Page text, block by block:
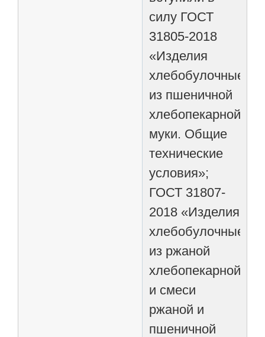
силу ГОСТ
31805-2018
«Изделия
хлебобулочные
из пшеничной
хлебопекарной
муки. Общие
технические
условия»;
ГОСТ 31807-
2018 «Изделия
хлебобулочные
из ржаной
хлебопекарной
и смеси
ржаной и
пшеничной